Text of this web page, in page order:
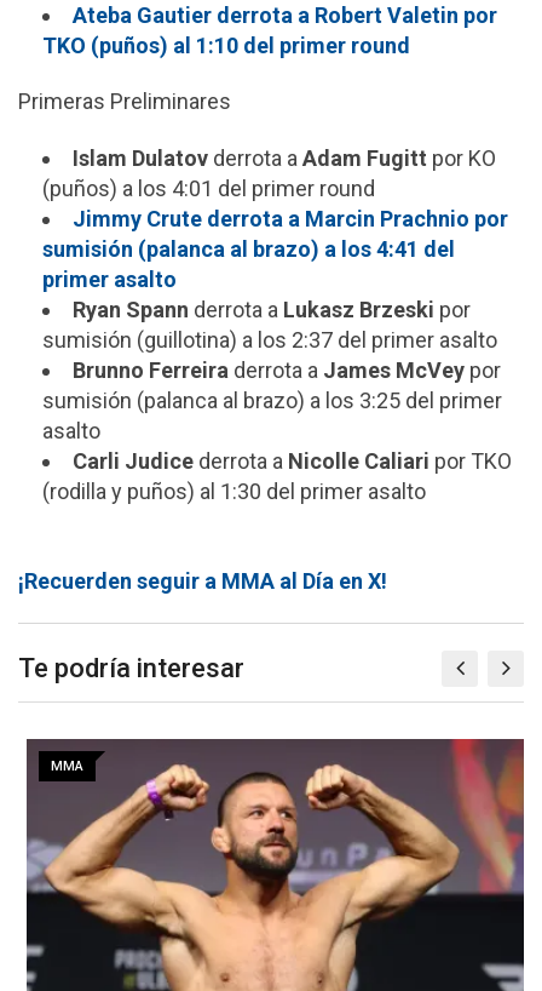
Ateba Gautier derrota a Robert Valetin por
TKO (puños) al 1:10 del primer round
Primeras Preliminares
Islam Dulatov derrota a Adam Fugitt por KO
(puños) a los 4:01 del primer round
Jimmy Crute derrota a Marcin Prachnio por
sumisión (palanca al brazo) a los 4:41 del
primer asalto
Ryan Spann derrota a Lukasz Brzeski por
sumisión (guillotina) a los 2:37 del primer asalto
Brunno Ferreira derrota a James McVey por
sumisión (palanca al brazo) a los 3:25 del primer
asalto
Carli Judice derrota a Nicolle Caliari por TKO
(rodilla y puños) al 1:30 del primer asalto
¡Recuerden seguir a MMA al Día en X!
Te podría interesar
MMA